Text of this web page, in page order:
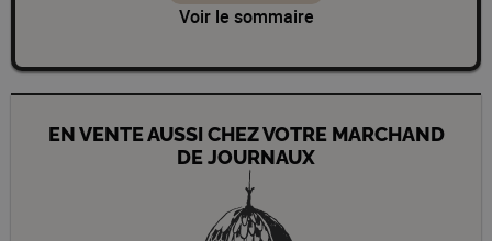
Voir le sommaire
EN VENTE AUSSI CHEZ VOTRE MARCHAND
DE JOURNAUX